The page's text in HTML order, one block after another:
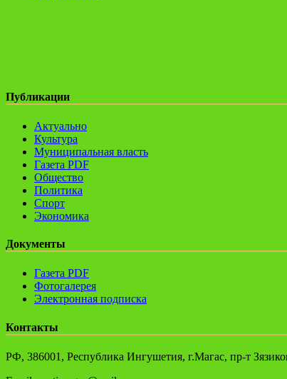
Публикации
Актуально
Культура
Муниципальная власть
Газета PDF
Общество
Политика
Спорт
Экономика
Документы
Газета PDF
Фотогалерея
Электронная подписка
Контакты
РФ, 386001, Республика Ингушетия, г.Магас, пр-т